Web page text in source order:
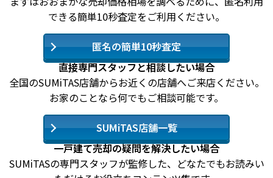
できる簡単10秒査定をご利用ください。
匿名の簡単10秒査定
直接専門スタッフと相談したい場合
全国のSUMiTAS店舗からお近くの店舗へご来店ください。
お家のことなら何でもご相談可能です。
SUMiTAS店舗一覧
一戸建て売却の疑問を解決したい場合
SUMiTASの専門スタッフが監修した、どなたでもお読みい